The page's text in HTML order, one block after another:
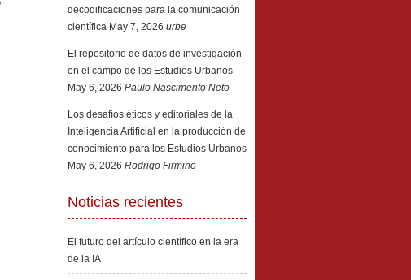
decodificaciones para la comunicación
científica May 7, 2026 urbe
El repositorio de datos de investigación
en el campo de los Estudios Urbanos
May 6, 2026 Paulo Nascimento Neto
Los desafíos éticos y editoriales de la
Inteligencia Artificial en la producción de
conocimiento para los Estudios Urbanos
May 6, 2026 Rodrigo Firmino
Noticias recientes
El futuro del artículo científico en la era
de la IA